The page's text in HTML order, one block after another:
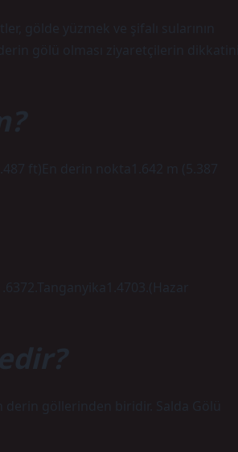
gölde yüzmek ve şifalı sularının
derin gölü olması ziyaretçilerin
ft)En derin nokta1.642 m (5.387
göllerinden biridir. Salda Gölü